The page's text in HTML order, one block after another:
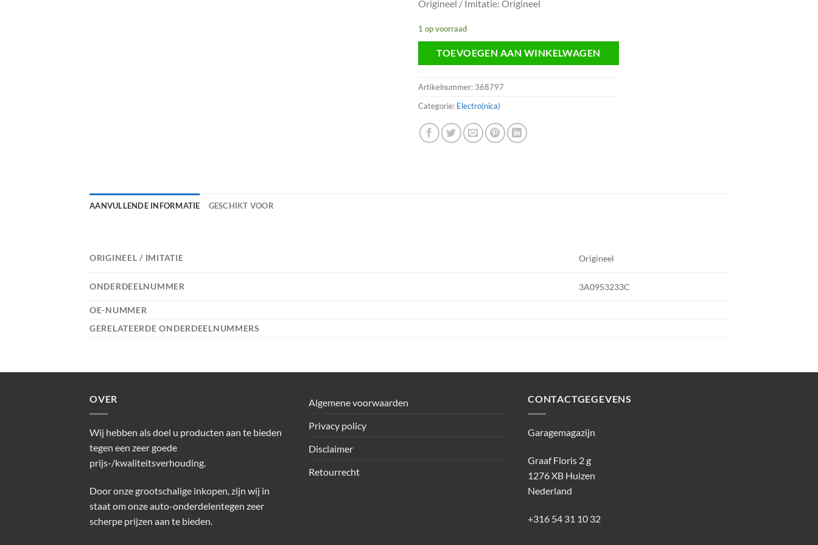
Origineel / Imitatie: Origineel
1 op voorraad
TOEVOEGEN AAN WINKELWAGEN
Artikelnummer: 368797
Categorie: Electro(nica)
AANVULLENDE INFORMATIE GESCHIKT VOOR
ORIGINEEL / IMITATIE Origineel
ONDERDEELNUMMER 3A0953233C
OE-NUMMER
GERELATEERDE ONDERDEELNUMMERS
OVER
Wij hebben als doel u producten aan te bieden
tegen een zeer goede
prijs-/kwaliteitsverhouding.
Door onze grootschalige inkopen, zijn wij in
staat om onze auto-onderdelentegen zeer
scherpe prijzen aan te bieden.
Algemene voorwaarden
Privacy policy
Disclaimer
Retourrecht
CONTACTGEGEVENS
Garagemagazijn
Graaf Floris 2 g
1276 XB Huizen
Nederland
+316 54 31 10 32